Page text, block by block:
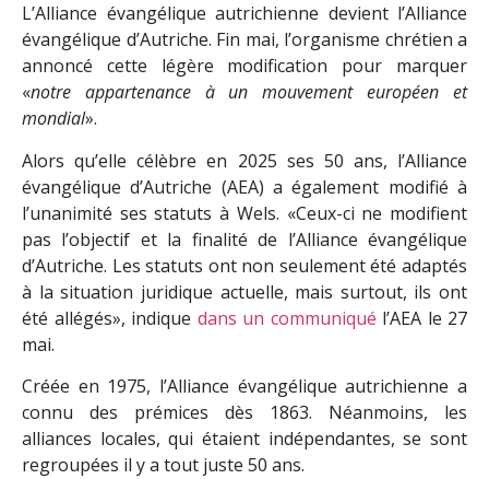
L’Alliance évangélique autrichienne devient l’Alliance
évangélique d’Autriche. Fin mai, l’organisme chrétien a
annoncé cette légère modification pour marquer
«notre appartenance à un mouvement européen et
mondial».
Alors qu’elle célèbre en 2025 ses 50 ans, l’Alliance
évangélique d’Autriche (AEA) a également modifié à
l’unanimité ses statuts à Wels. «Ceux-ci ne modifient
pas l’objectif et la finalité de l’Alliance évangélique
d’Autriche. Les statuts ont non seulement été adaptés
à la situation juridique actuelle, mais surtout, ils ont
été allégés», indique dans un communiqué l’AEA le 27
mai.
Créée en 1975, l’Alliance évangélique autrichienne a
connu des prémices dès 1863. Néanmoins, les
alliances locales, qui étaient indépendantes, se sont
regroupées il y a tout juste 50 ans.